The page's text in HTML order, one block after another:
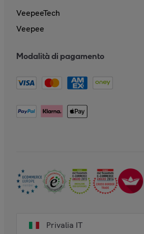
VeepeeTech
Veepee
Modalità di pagamento
Privalia IT